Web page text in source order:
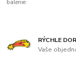
balenie:
RÝCHLE
Vaše